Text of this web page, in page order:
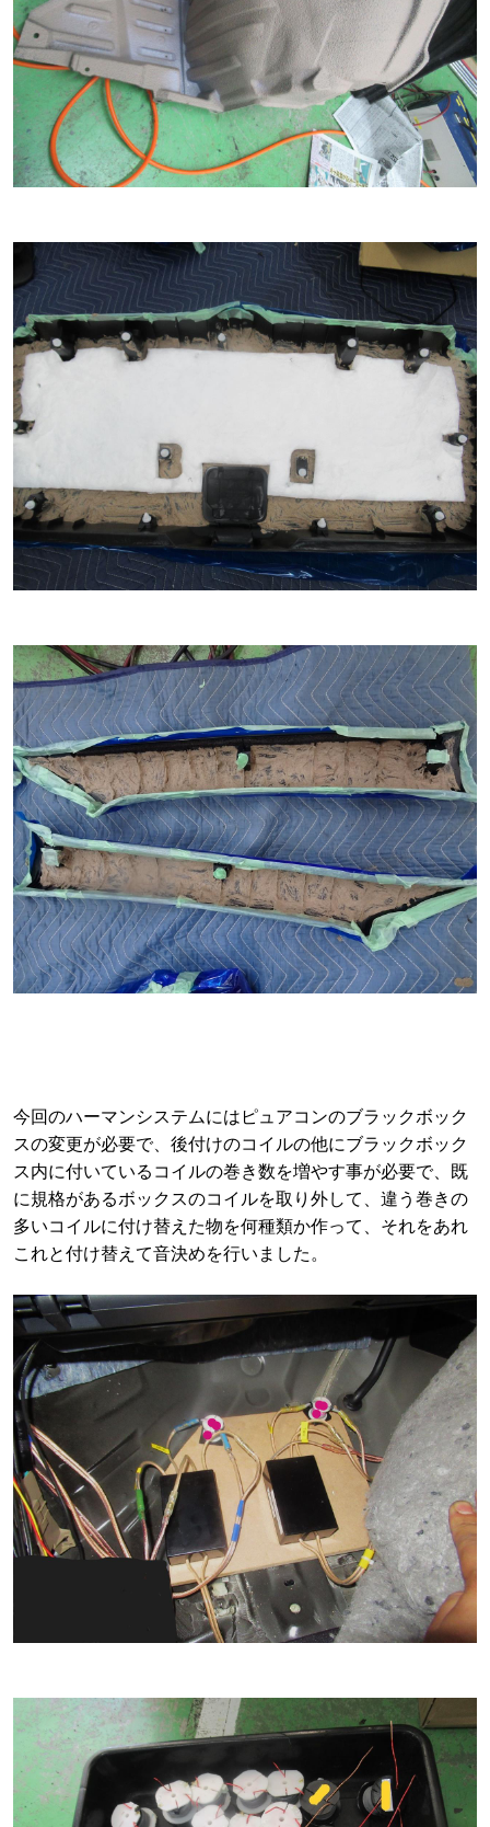
今回のハーマンシステムにはピュアコンのブラックボック
スの変更が必要で、後付けのコイルの他にブラックボック
ス内に付いているコイルの巻き数を増やす事が必要で、既
に規格があるボックスのコイルを取り外して、違う巻きの
多いコイルに付け替えた物を何種類か作って、それをあれ
これと付け替えて音決めを行いました。